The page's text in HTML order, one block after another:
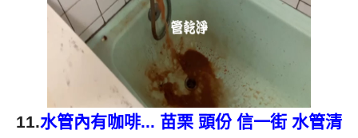
金的養化造成，有些...
11.水管內有咖啡... 苗栗 頭份 信一街 水管清